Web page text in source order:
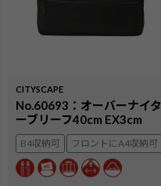
CITYSCAPE
No.60693：オーバーナイタ
ーブリーフ40cm EX3cm
B4収納可 フロントにA4収納可